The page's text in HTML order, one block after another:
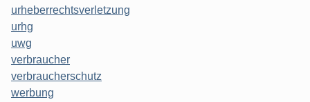
urheberrechtsverletzung
urhg
uwg
verbraucher
verbraucherschutz
werbung